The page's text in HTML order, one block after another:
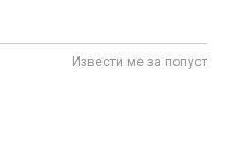
Извести ме за попуст